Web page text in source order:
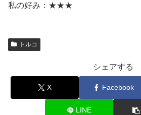
私の好み：★★★
トルコ
シェアする
X Facebook
LINE